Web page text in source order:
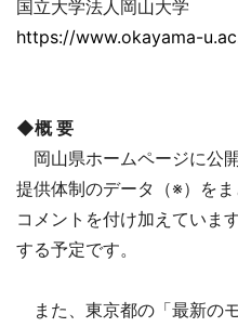
国立大学法人岡山大学
https://www.okayama-
◆概 要
岡山県ホームページに公
提供体制のデータ（※）を
コメントを付け加えていま
する予定です。
また、東京都の「最新の